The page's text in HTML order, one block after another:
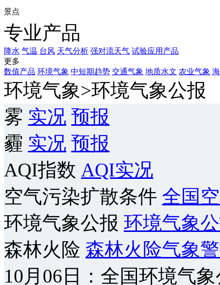
景点
专业产品
降水 气温 台风 天气分析 强对流天气 试验应用产品
更多
数值产品 环境气象 中短期趋势 交通气象 地质水文 农业气象
环境气象>环境气象公报
雾 实况 预报
霾 实况 预报
AQI指数 AQI实况
空气污染扩散条件 全国
环境气象公报 环境气象
森林火险 森林火险气象
10月06日：全国环境气